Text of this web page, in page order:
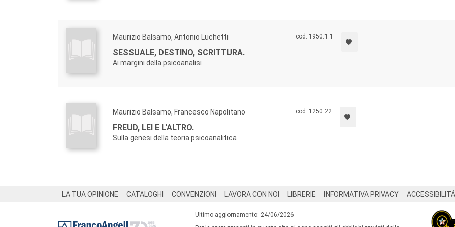
Maurizio Balsamo, Antonio Luchetti
SESSUALE, DESTINO, SCRITTURA.
Ai margini della psicoanalisi
cod. 1950.1.1
Maurizio Balsamo, Francesco Napolitano
FREUD, LEI E L'ALTRO.
Sulla genesi della teoria psicoanalitica
cod. 1250.22
LA TUA OPINIONE CATALOGHI CONVENZIONI LAVORA CON NOI LIBRERIE INFORMATIVA PRIVACY ACCESSIBILITÁ
Ultimo aggiornamento: 24/06/2026